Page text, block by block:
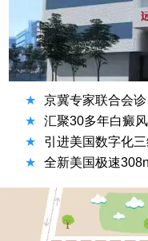
★ 京冀专家联合会诊
★
汇聚30多年白癜
★
引进美国数字化
★
全新美国极速